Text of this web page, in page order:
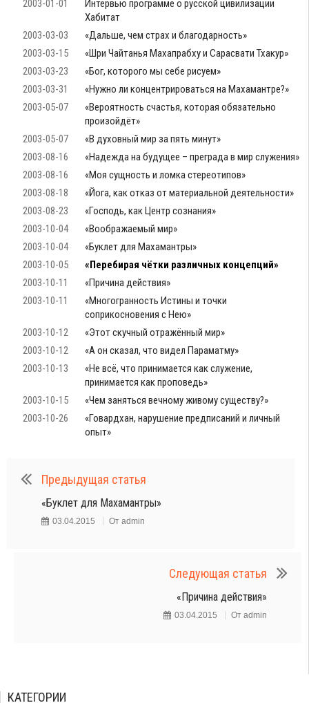
2003-01-01
Интервью программе о русской цивилизации
Хабитат
2003-03-03
«Дальше, чем страх и благодарность»
2003-03-15
«Шри Чайтанья Махапрабху и Сарасвати Тхакур»
2003-03-23
«Бог, которого мы себе рисуем»
2003-03-31
«Нужно ли концентрироваться на Махамантре?»
2003-05-07
«Вероятность счастья, которая обязательно
произойдёт»
2003-05-07
«В духовный мир за пять минут»
2003-08-16
«Надежда на будущее – преграда в мир служения»
2003-08-16
«Моя сущность и ломка стереотипов»
2003-08-18
«Йога, как отказ от материальной деятельности»
2003-08-23
«Господь, как Центр сознания»
2003-10-04
«Воображаемый мир»
2003-10-04
«Буклет для Махамантры»
2003-10-05
«Перебирая чётки различных концепций»
2003-10-11
«Причина действия»
2003-10-11
«Многогранность Истины и точки
соприкосновения с Нею»
2003-10-12
«Этот скучный отражённый мир»
2003-10-12
«А он сказал, что видел Параматму»
2003-10-13
«Не всё, что принимается как служение,
принимается как проповедь»
2003-10-15
«Чем заняться вечному живому существу?»
2003-10-26
«Говардхан, нарушение предписаний и личный
опыт»
Предыдущая статья
«Буклет для Махамантры»
03.04.2015 От admin
Следующая статья
«Причина действия»
03.04.2015 От admin
КАТЕГОРИИ